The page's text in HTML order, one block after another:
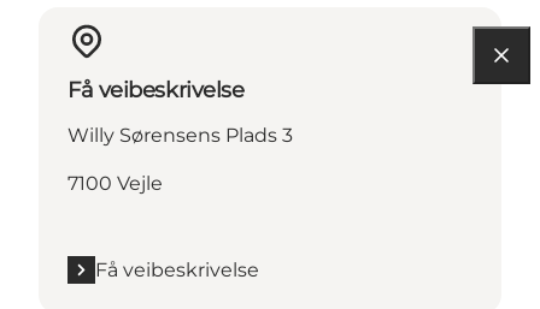
Få veibeskrivelse
Willy Sørensens Plads 3
7100 Vejle
Få veibeskrivelse